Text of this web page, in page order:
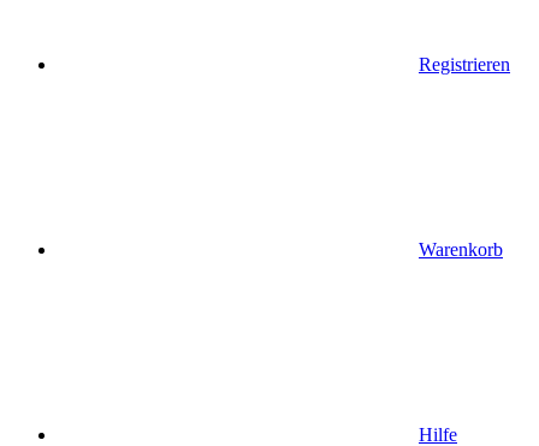
Registrieren
Warenkorb
Hilfe